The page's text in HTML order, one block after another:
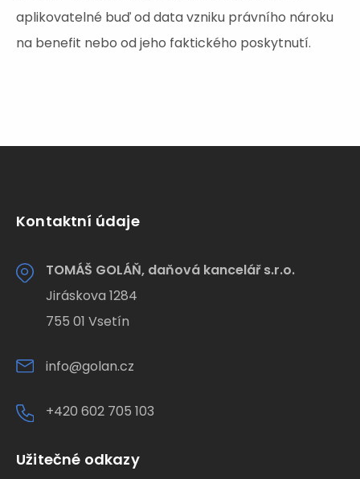
aplikovatelné buď od data vzniku právního nároku
na benefit nebo od jeho faktického poskytnutí.
Kontaktní údaje
TOMÁŠ GOLÁŇ, daňová kancelář s.r.o.
Jiráskova 1284
755 01 Vsetín
info@golan.cz
+420 602 705 103
Užitečné odkazy